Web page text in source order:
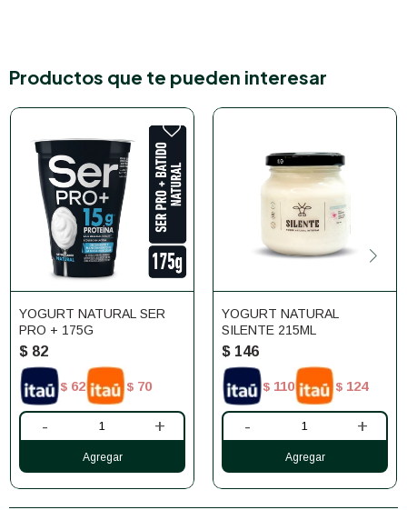
Productos que te pueden interesar
YOGURT NATURAL SER
PRO + 175G
$ 82
$ 62 $ 70
- +
YOGURT NATURAL
SILENTE 215ML
$ 146
$ 110 $ 124
- +